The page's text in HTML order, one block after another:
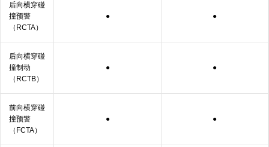
后向横穿碰
撞预警
（RCTA）
● ●
后向横穿碰
撞制动
（RCTB）
● ●
前向横穿碰
撞预警
（FCTA）
● ●